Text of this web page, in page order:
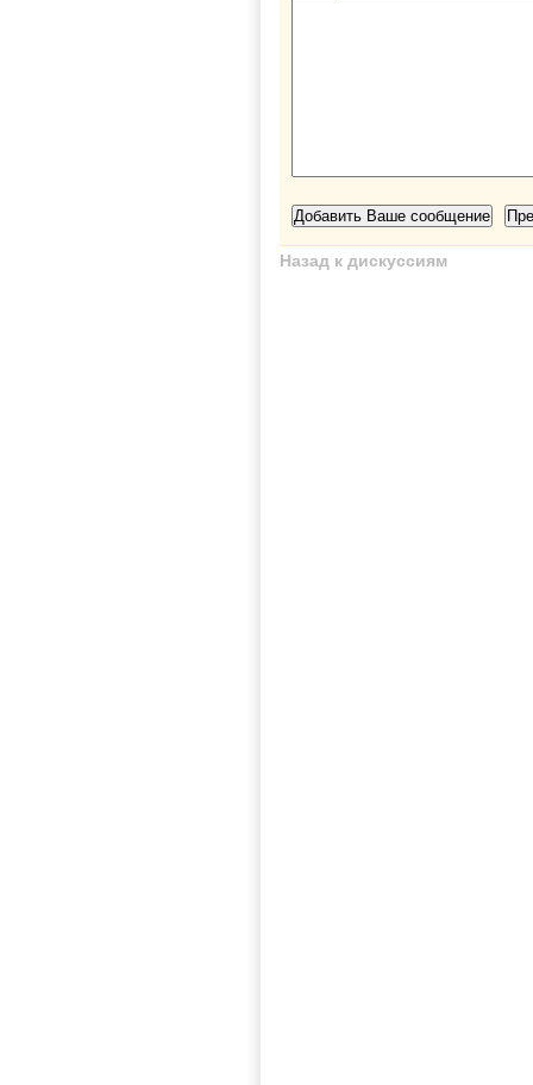
Назад к дискуссиям